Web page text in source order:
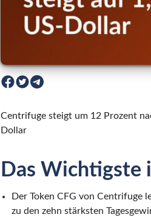
Centrifuge steigt um 12 Prozent
Dollar
Das Wichtigste
Der Token CFG von Centrifuge
zu den zehn stärksten